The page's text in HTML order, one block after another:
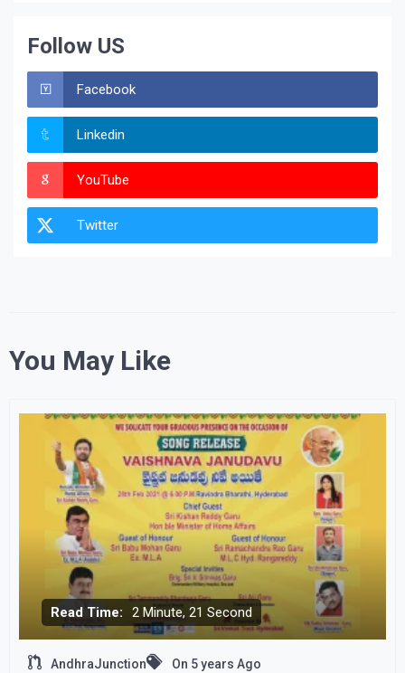
Follow US
Facebook
Linkedin
YouTube
Twitter
You May Like
Read Time: 2 Minute, 21 Second
AndhraJunction On 5 years Ago